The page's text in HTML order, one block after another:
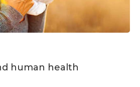
human health